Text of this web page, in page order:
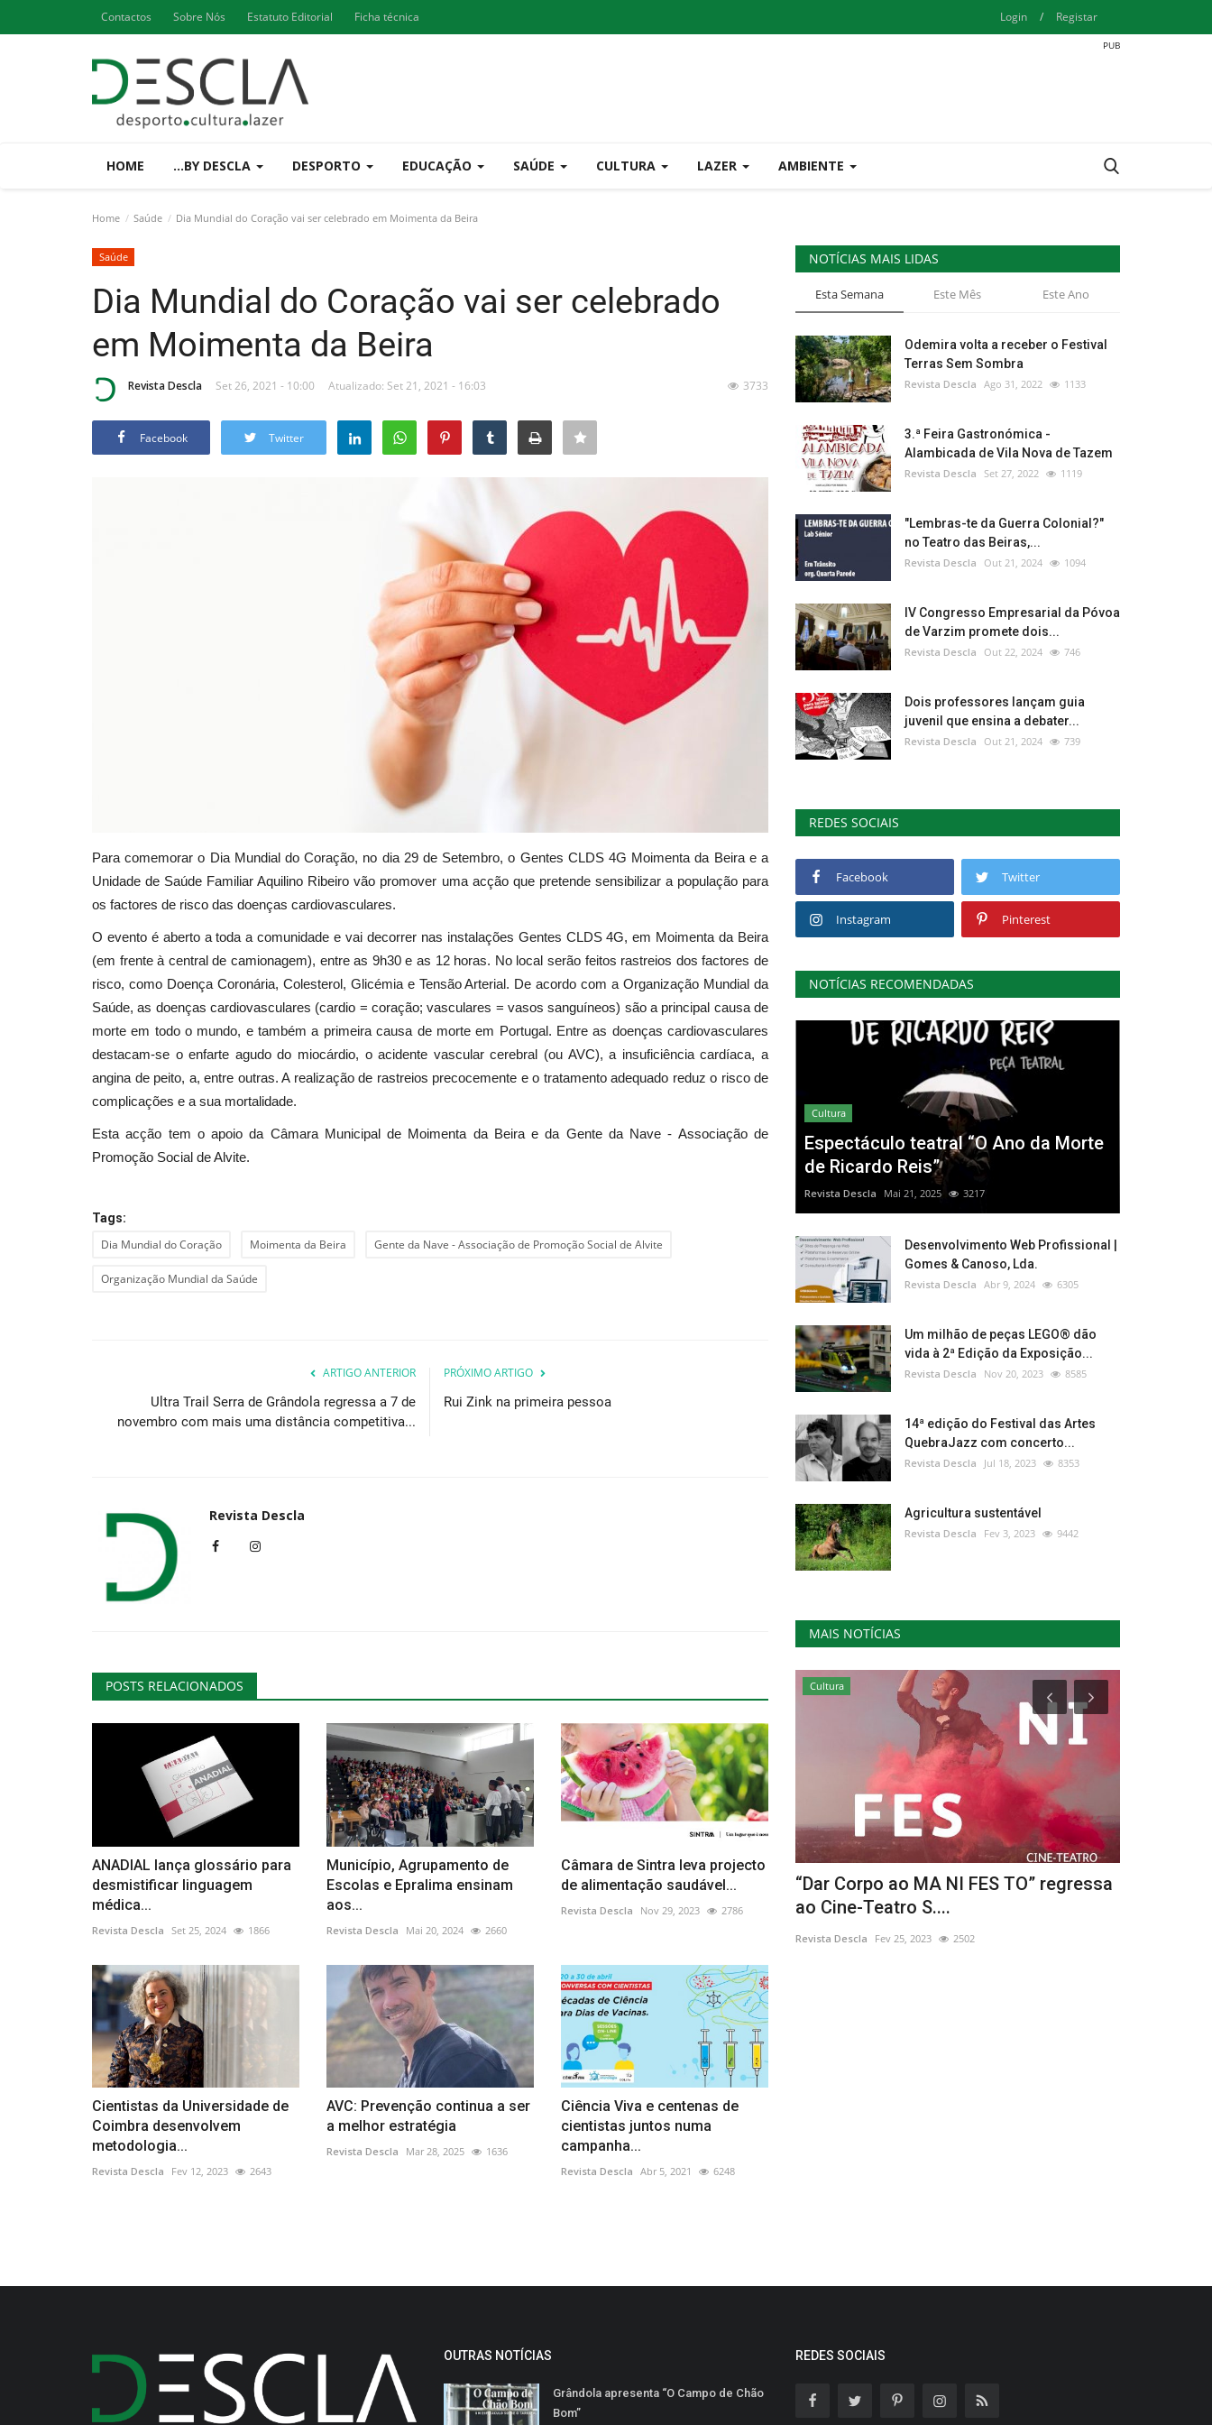
Contactos Sobre Nós Estatuto Editorial Ficha técnica Login / Registar
HOME ...BY DESCLA DESPORTO EDUCAÇÃO SAÚDE CULTURA LAZER AMBIENTE
Home Saúde Dia Mundial do Coração vai ser celebrado em Moimenta da Beira
Saúde
Dia Mundial do Coração vai ser celebrado
em Moimenta da Beira
Revista Descla Set 26, 2021 - 10:00 Atualizado: Set 21, 2021 - 16:03 3733
Facebook Twitter
Para comemorar o Dia Mundial do Coração, no dia 29 de Setembro, o Gentes CLDS 4G Moimenta da Beira e a
Unidade de Saúde Familiar Aquilino Ribeiro vão promover uma acção que pretende sensibilizar a população para
os factores de risco das doenças cardiovasculares.
O evento é aberto a toda a comunidade e vai decorrer nas instalações Gentes CLDS 4G, em Moimenta da Beira
(em frente à central de camionagem), entre as 9h30 e as 12 horas. No local serão feitos rastreios dos factores de
risco, como Doença Coronária, Colesterol, Glicémia e Tensão Arterial. De acordo com a Organização Mundial da
Saúde, as doenças cardiovasculares (cardio = coração; vasculares = vasos sanguíneos) são a principal causa de
morte em todo o mundo, e também a primeira causa de morte em Portugal. Entre as doenças cardiovasculares
destacam-se o enfarte agudo do miocárdio, o acidente vascular cerebral (ou AVC), a insuficiência cardíaca, a
angina de peito, a, entre outras. A realização de rastreios precocemente e o tratamento adequado reduz o risco de
complicações e a sua mortalidade.
Esta acção tem o apoio da Câmara Municipal de Moimenta da Beira e da Gente da Nave - Associação de
Promoção Social de Alvite.
Tags:
Dia Mundial do Coração Moimenta da Beira Gente da Nave - Associação de Promoção Social de Alvite
Organização Mundial da Saúde
ARTIGO ANTERIOR
Ultra Trail Serra de Grândola regressa a 7 de
novembro com mais uma distância competitiva...
PRÓXIMO ARTIGO
Rui Zink na primeira pessoa
Revista Descla
POSTS RELACIONADOS
ANADIAL lança glossário para
desmistificar linguagem
médica...
Revista Descla Set 25, 2024 1866
Município, Agrupamento de
Escolas e Epralima ensinam
aos...
Revista Descla Mai 20, 2024 2660
Câmara de Sintra leva projecto
de alimentação saudável...
Revista Descla Nov 29, 2023 2786
Cientistas da Universidade de
Coimbra desenvolvem
metodologia...
Revista Descla Fev 12, 2023 2643
AVC: Prevenção continua a ser
a melhor estratégia
Revista Descla Mar 28, 2025 1636
Ciência Viva e centenas de
cientistas juntos numa
campanha...
Revista Descla Abr 5, 2021 6248
NOTÍCIAS MAIS LIDAS
Esta Semana Este Mês Este Ano
Odemira volta a receber o Festival
Terras Sem Sombra
Revista Descla Ago 31, 2022 1133
3.ª Feira Gastronómica -
Alambicada de Vila Nova de Tazem
Revista Descla Set 27, 2022 1119
"Lembras-te da Guerra Colonial?"
no Teatro das Beiras,...
Revista Descla Out 21, 2024 1094
IV Congresso Empresarial da Póvoa
de Varzim promete dois...
Revista Descla Out 22, 2024 746
Dois professores lançam guia
juvenil que ensina a debater...
Revista Descla Out 21, 2024 739
REDES SOCIAIS
Facebook Twitter
Instagram Pinterest
NOTÍCIAS RECOMENDADAS
Cultura
Espectáculo teatral “O Ano da Morte
de Ricardo Reis”
Revista Descla Mai 21, 2025 3217
Desenvolvimento Web Profissional |
Gomes & Canoso, Lda.
Revista Descla Abr 9, 2024 6305
Um milhão de peças LEGO® dão
vida à 2ª Edição da Exposição...
Revista Descla Nov 20, 2023 8585
14ª edição do Festival das Artes
QuebraJazz com concerto...
Revista Descla Jul 18, 2023 8353
Agricultura sustentável
Revista Descla Fev 3, 2023 9442
MAIS NOTÍCIAS
Cultura
João Pinto “A Natureza do Natal II” na
COMUR-Museu Municipal
Revista Descla Dez 11, 2022
Vila do Cadaval recebe a tradicional
Feira dos Pinhões
Revista Descla
Cultura
“Dar Corpo ao MA NI FES TO” regressa
ao Cine-Teatro S....
Revista Descla Fev 25, 2023 2502
OUTRAS NOTÍCIAS
Grândola apresenta “O Campo de Chão
Bom”
REDES SOCIAIS